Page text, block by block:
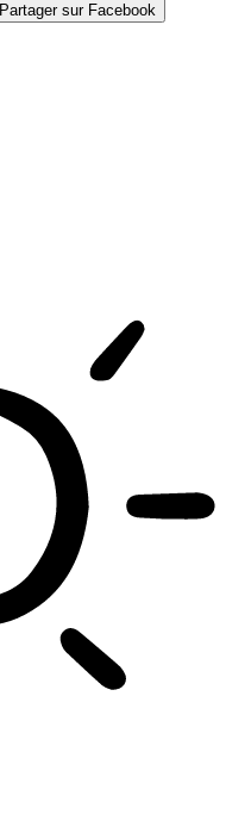
Partager sur Facebook